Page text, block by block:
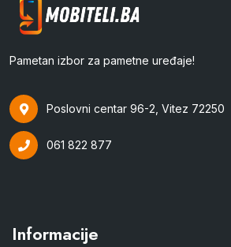
Pametan izbor za pametne uređaje!
Poslovni centar 96-2, Vitez 72250
061 822 877
Informacije